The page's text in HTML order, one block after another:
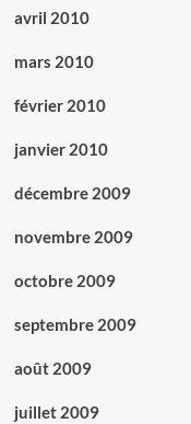
avril 2010
mars 2010
février 2010
janvier 2010
décembre 2009
novembre 2009
octobre 2009
septembre 2009
août 2009
juillet 2009